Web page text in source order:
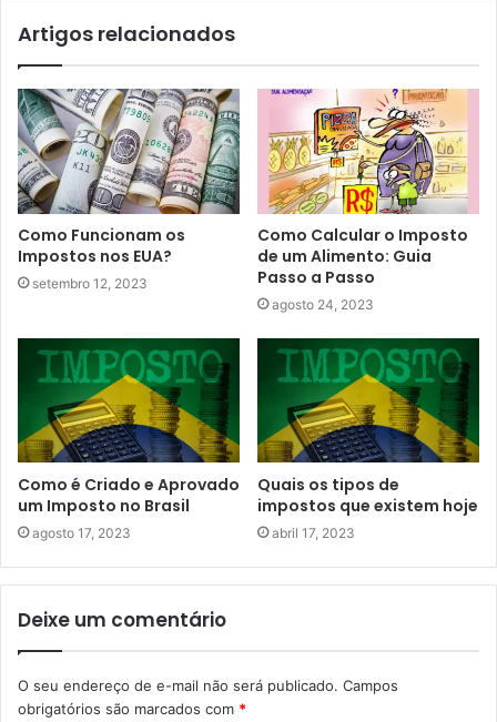
Artigos relacionados
Como Funcionam os
Impostos nos EUA?
setembro 12, 2023
Como Calcular o Imposto
de um Alimento: Guia
Passo a Passo
agosto 24, 2023
Como é Criado e Aprovado
um Imposto no Brasil
agosto 17, 2023
Quais os tipos de
impostos que existem hoje
abril 17, 2023
Deixe um comentário
O seu endereço de e-mail não será publicado. Campos
obrigatórios são marcados com *